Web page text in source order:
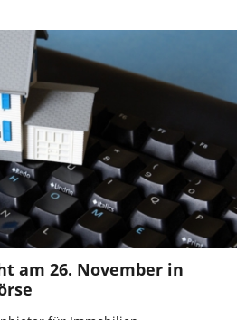
am 26. November in